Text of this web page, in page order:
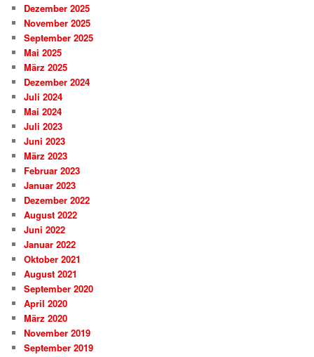
Dezember 2025
November 2025
September 2025
Mai 2025
März 2025
Dezember 2024
Juli 2024
Mai 2024
Juli 2023
Juni 2023
März 2023
Februar 2023
Januar 2023
Dezember 2022
August 2022
Juni 2022
Januar 2022
Oktober 2021
August 2021
September 2020
April 2020
März 2020
November 2019
September 2019